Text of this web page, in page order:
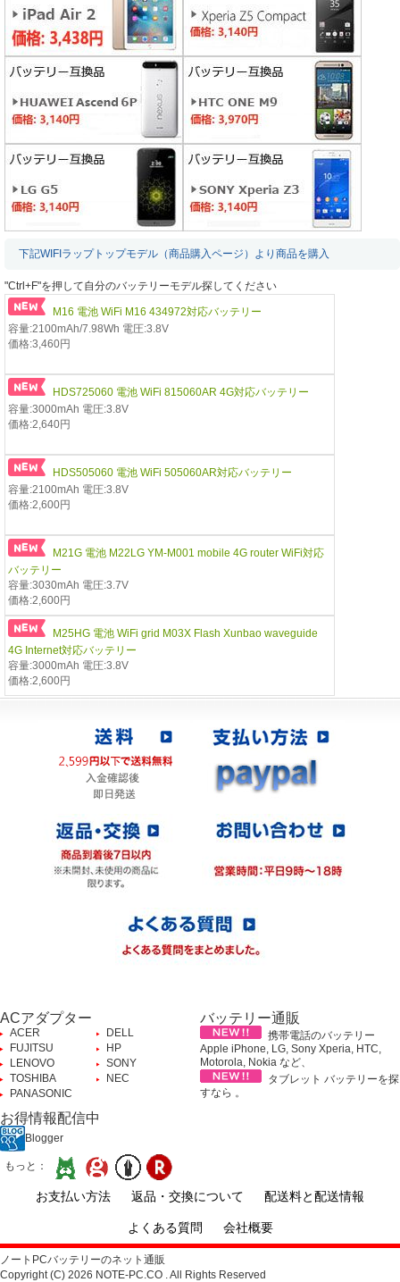
下記WIFIラップトップモデル（商品購入ページ）より商品を購入
"Ctrl+F"を押して自分のバッテリーモデル探してください
M16 電池 WiFi M16 434972対応バッテリー
容量:2100mAh/7.98Wh 電圧:3.8V
価格:3,460円
HDS725060 電池 WiFi 815060AR 4G対応バッテリー
容量:3000mAh 電圧:3.8V
価格:2,640円
HDS505060 電池 WiFi 505060AR対応バッテリー
容量:2100mAh 電圧:3.8V
価格:2,600円
M21G 電池 M22LG YM-M001 mobile 4G router WiFi対応
バッテリー
容量:3030mAh 電圧:3.7V
価格:2,600円
M25HG 電池 WiFi grid M03X Flash Xunbao waveguide
4G Internet対応バッテリー
容量:3000mAh 電圧:3.8V
価格:2,600円
ACアダプター
ACER
DELL
FUJITSU
HP
LENOVO
SONY
TOSHIBA
NEC
PANASONIC
バッテリー通販
携帯電話のバッテリー
Apple iPhone, LG, Sony Xperia, HTC,
Motorola, Nokia など、
タブレット バッテリーを探
すなら 。
お得情報配信中
Blogger
もっと：
お支払い方法 返品・交換について 配送料と配送情報
よくある質問 会社概要
ノートPCバッテリーのネット通販
Copyright (C) 2026 NOTE-PC.CO . All Rights Reserved